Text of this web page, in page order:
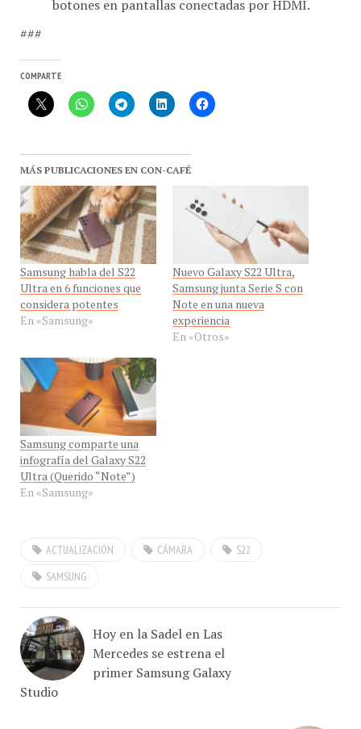
COMPARTE
MÁS PUBLICACIONES EN CON-CAFÉ
Samsung habla del S22
Ultra en 6 funciones que
considera potentes
En «Samsung»
Nuevo Galaxy S22 Ultra,
Samsung junta Serie S con
Note en una nueva
experiencia
En «Otros»
Samsung comparte una
infografía del Galaxy S22
Ultra (Querido “Note”)
En «Samsung»
SAMSUNG
Mercedes se estrena el
primer Samsung Galaxy
Studio